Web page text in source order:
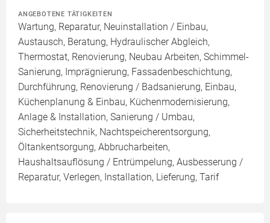
ANGEBOTENE TÄTIGKEITEN
Wartung, Reparatur, Neuinstallation / Einbau,
Austausch, Beratung, Hydraulischer Abgleich,
Thermostat, Renovierung, Neubau Arbeiten, Schimmel-
Sanierung, Imprägnierung, Fassadenbeschichtung,
Durchführung, Renovierung / Badsanierung, Einbau,
Küchenplanung & Einbau, Küchenmodernisierung,
Anlage & Installation, Sanierung / Umbau,
Sicherheitstechnik, Nachtspeicherentsorgung,
Öltankentsorgung, Abbrucharbeiten,
Haushaltsauflösung / Entrümpelung, Ausbesserung /
Reparatur, Verlegen, Installation, Lieferung, Tarif